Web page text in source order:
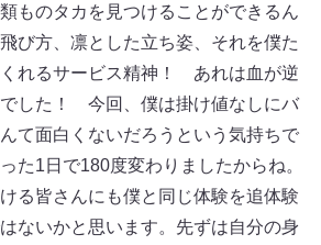
ものタカを見つけることができるん
び方、凛とした立ち姿、それを僕た
れるサービス精神！ あれは血が逆
した！ 今回、僕は掛け値なしにバ
て面白くないだろうという気持ちで
た1日で180度変わりましたからね。
る皆さんにも僕と同じ体験を追体験
ないかと思います。先ずは自分の身